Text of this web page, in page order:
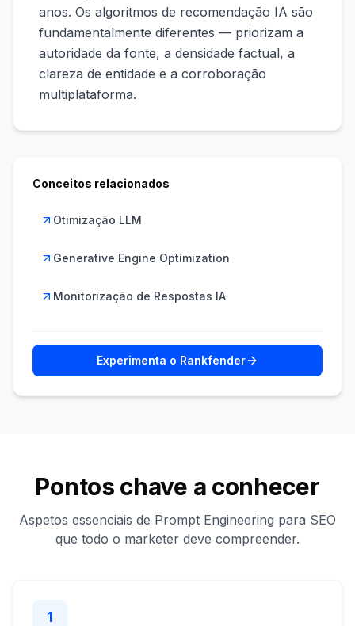
anos. Os algoritmos de recomendação IA são
fundamentalmente diferentes — priorizam a
autoridade da fonte, a densidade factual, a
clareza de entidade e a corroboração
multiplataforma.
Conceitos relacionados
Otimização LLM
Generative Engine Optimization
Monitorização de Respostas IA
Experimenta o Rankfender
Pontos chave a conhecer
Aspetos essenciais de Prompt Engineering para SEO
que todo o marketer deve compreender.
1